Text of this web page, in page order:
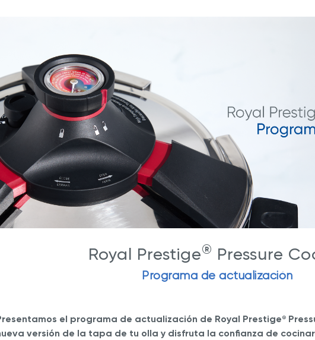
de Cocina NOVEL™ Royal Prestige Power Blender Max
con Nuestros Blogs
Hy Cite es una empresa
la venta directa?
Royal Prestige® Pressure
Programa de actualización
el programa de actualización de Royal Prestige ®
versión de la tapa de tu olla y disfruta la confianza de cocinar